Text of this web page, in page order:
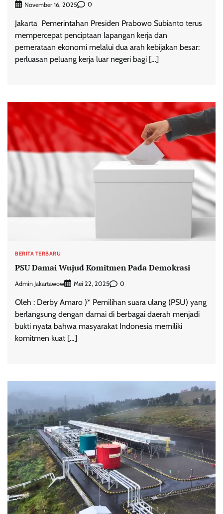
November 16, 2025 0
Jakarta  Pemerintahan Presiden Prabowo Subianto terus
mempercepat penciptaan lapangan kerja dan
pemerataan ekonomi melalui dua arah kebijakan besar:
perluasan peluang kerja luar negeri bagi […]
BERITA TERBARU
PSU Damai Wujud Komitmen Pada Demokrasi
Admin Jakartawow Mei 22, 2025 0
Oleh : Derby Amaro )* Pemilihan suara ulang (PSU) yang
berlangsung dengan damai di berbagai daerah menjadi
bukti nyata bahwa masyarakat Indonesia memiliki
komitmen kuat […]